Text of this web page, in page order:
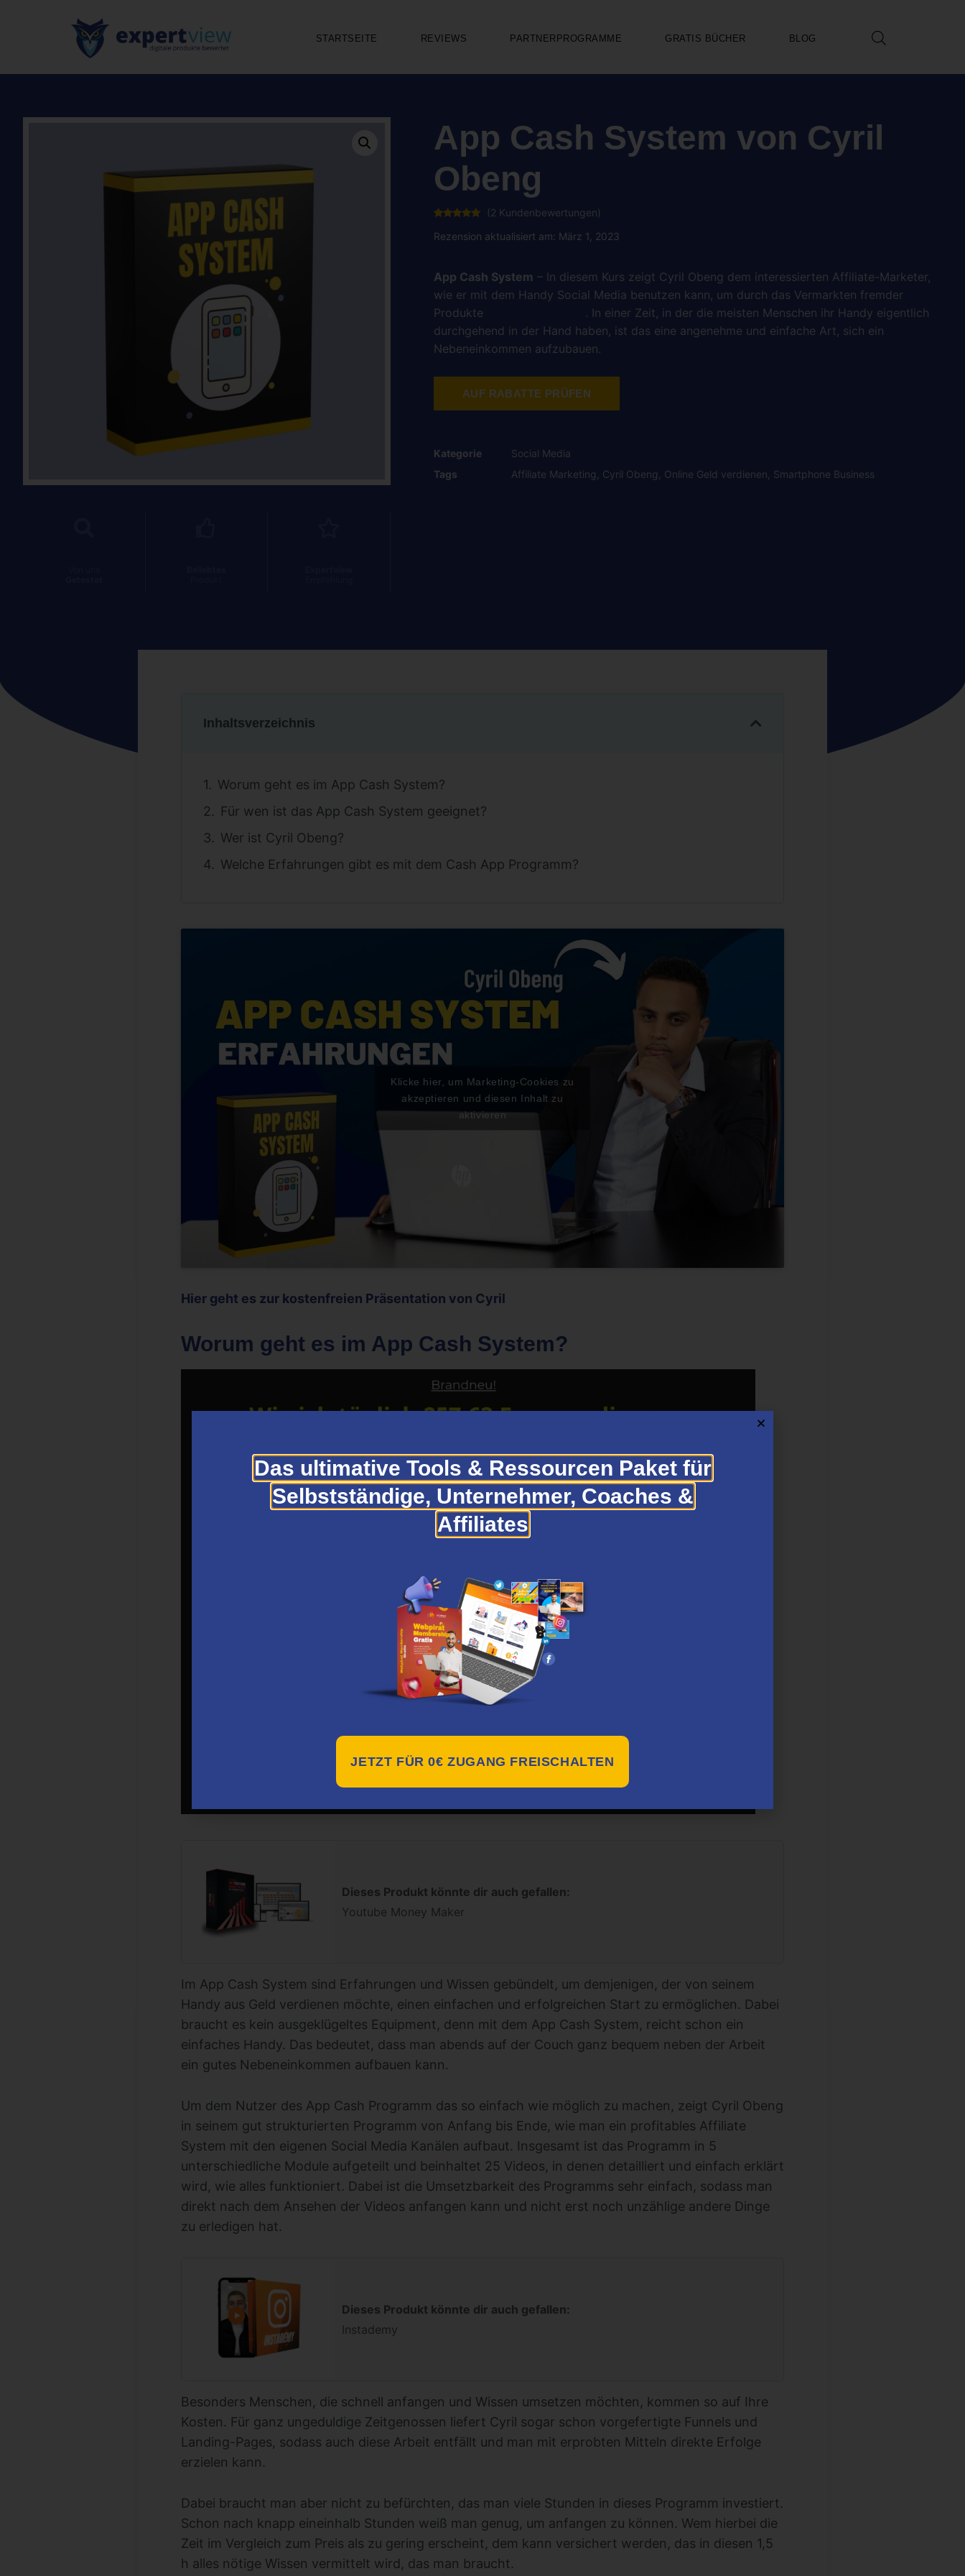
STARTSEITE REVIEWS PARTNERPROGRAMME GRATIS BÜCHER BLOG
App Cash System von Cyril
Obeng
mit5.00
von 5,
(2 Kundenbewertungen)
Rezension aktualisiert am: März 1, 2023
App Cash System – In diesem Kurs zeigt Cyril Obeng dem interessierten Affiliate-Marketer,
wie er mit dem Handy Social Media benutzen kann, um durch das Vermarkten fremder
Produkte
. In einer Zeit, in der die meisten Menschen ihr Handy eigentlich
durchgehend in der Hand haben, ist das eine angenehme und einfache Art, sich ein
Nebeneinkommen aufzubauen.
AUF RABATTE PRÜFEN
Kategorie
Social Media
Tags
Affiliate Marketing Cyril Obeng Online Geld verdienen Smartphone Business
Inhaltsverzeichnis
Worum geht es im App Cash System?
Für wen ist das App Cash System geeignet?
Wer ist Cyril Obeng?
Welche Erfahrungen gibt es mit dem Cash App Programm?
Klicke hier, um Marketing-Cookies zu
akzeptieren und diesen Inhalt zu
aktivieren
Hier geht es zur kostenfreien Präsentation von Cyril
Worum geht es im App Cash System?
Dieses Produkt könnte dir auch gefallen:
Youtube Money Maker
Im App Cash System sind Erfahrungen und Wissen gebündelt, um demjenigen, der von seinem
Handy aus Geld verdienen möchte, einen einfachen und erfolgreichen Start zu ermöglichen. Dabei
braucht es kein ausgeklügeltes Equipment, denn mit dem App Cash System, reicht schon ein
einfaches Handy. Das bedeutet, dass man abends auf der Couch ganz bequem neben der Arbeit
ein gutes Nebeneinkommen aufbauen kann.
Um dem Nutzer des App Cash Programm das so einfach wie möglich zu machen, zeigt Cyril Obeng
in seinem gut strukturierten Programm von Anfang bis Ende, wie man ein profitables Affiliate
System mit den eigenen Social Media Kanälen aufbaut. Insgesamt ist das Programm in 5
unterschiedliche Module aufgeteilt und beinhaltet 25 Videos, in denen detailliert und einfach erklärt
wird, wie alles funktioniert. Dabei ist die Umsetzbarkeit des Programms sehr einfach, sodass man
direkt nach dem Ansehen der Videos anfangen kann und nicht erst noch unzählige andere Dinge
zu erledigen hat.
Dieses Produkt könnte dir auch gefallen:
Instademy
Besonders Menschen, die schnell anfangen und Wissen umsetzen möchten, kommen so auf Ihre
Kosten. Für ganz ungeduldige Zeitgenossen liefert Cyril sogar schon vorgefertigte Funnels und
Landing-Pages, sodass auch diese Arbeit entfällt und man mit erprobten Mitteln direkte Erfolge
erzielen kann.
Dabei braucht man aber nicht zu befürchten, das man viele Stunden in dieses Programm investiert.
Schon nach knapp eineinhalb Stunden weiß man genug, um anfangen zu können. Wem hierbei die
Zeit im Vergleich zum Preis als zu gering erscheint, dem kann versichert werden, das in diesen 1,5
h alles nötige Wissen vermittelt wird, das man braucht.
Das ultimative Tools & Ressourcen Paket für
Selbstständige, Unternehmer, Coaches &
Affiliates
JETZT FÜR 0€ ZUGANG FREISCHALTEN